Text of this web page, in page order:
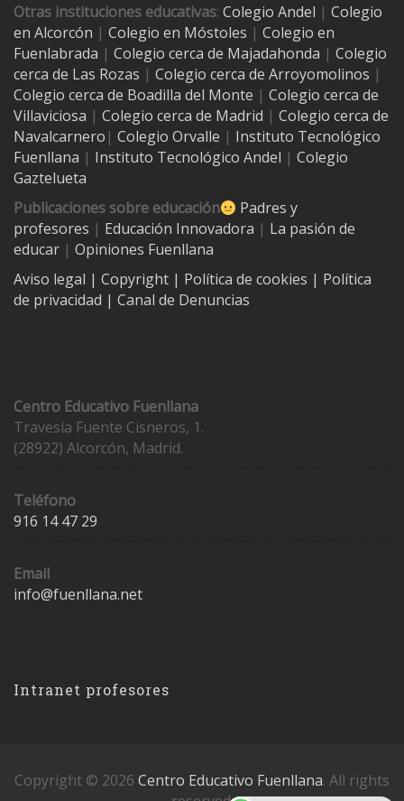
Otras instituciones educativas: Colegio Andel | Colegio
en Alcorcón | Colegio en Móstoles | Colegio en
Fuenlabrada | Colegio cerca de Majadahonda | Colegio
cerca de Las Rozas | Colegio cerca de Arroyomolinos |
Colegio cerca de Boadilla del Monte | Colegio cerca de
Villaviciosa | Colegio cerca de Madrid | Colegio cerca de
Navalcarnero | Colegio Orvalle | Instituto Tecnológico
Fuenllana | Instituto Tecnológico Andel | Colegio
Gaztelueta
Publicaciones sobre educación
Padres y
profesores | Educación Innovadora | La pasión de
educar | Opiniones Fuenllana
Aviso legal | Copyright | Política de cookies | Política
de privacidad | Canal de Denuncias
Centro Educativo Fuenllana
Travesía Fuente Cisneros, 1.
(28922) Alcorcón, Madrid.
Teléfono
916 14 47 29
Email
info@fuenllana.net
Intranet profesores
Copyright © 2026 Centro Educativo Fuenllana. All rights